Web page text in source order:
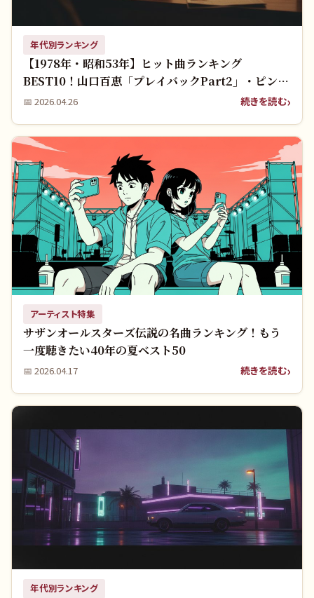
年代別ランキング
【1978年・昭和53年】ヒット曲ランキング
BEST10！山口百恵「プレイバックPart2」・ピン
ク・レディー伝説の名曲
📅 2026.04.26 続きを読む
アーティスト特集
サザンオールスターズ伝説の名曲ランキング！もう
一度聴きたい40年の夏ベスト50
📅 2026.04.17 続きを読む
年代別ランキング